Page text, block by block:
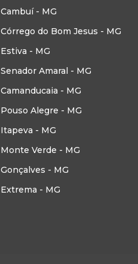
Cambuí - MG
Córrego do Bom Jesus - MG
Estiva - MG
Senador Amaral - MG
Camanducaia - MG
Pouso Alegre - MG
Itapeva - MG
Monte Verde - MG
Gonçalves - MG
Extrema - MG